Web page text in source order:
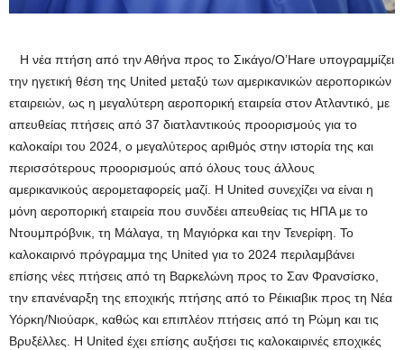
Η νέα πτήση από την Αθήνα προς το Σικάγο/O’Hare υπογραμμίζει
την ηγετική θέση της United μεταξύ των αμερικανικών αεροπορικών
εταιρειών, ως η μεγαλύτερη αεροπορική εταιρεία στον Ατλαντικό, με
απευθείας πτήσεις από 37 διατλαντικούς προορισμούς για το
καλοκαίρι του 2024, ο μεγαλύτερος αριθμός στην ιστορία της και
περισσότερους προορισμούς από όλους τους άλλους
αμερικανικούς αερομεταφορείς μαζί. Η United συνεχίζει να είναι η
μόνη αεροπορική εταιρεία που συνδέει απευθείας τις ΗΠΑ με το
Ντουμπρόβνικ, τη Μάλαγα, τη Μαγιόρκα και την Τενερίφη. Το
καλοκαιρινό πρόγραμμα της United για το 2024 περιλαμβάνει
επίσης νέες πτήσεις από τη Βαρκελώνη προς το Σαν Φρανσίσκο,
την επανέναρξη της εποχικής πτήσης από το Ρέικιαβικ προς τη Νέα
Υόρκη/Νιούαρκ, καθώς και επιπλέον πτήσεις από τη Ρώμη και τις
Βρυξέλλες. Η United έχει επίσης αυξήσει τις καλοκαιρινές εποχικές